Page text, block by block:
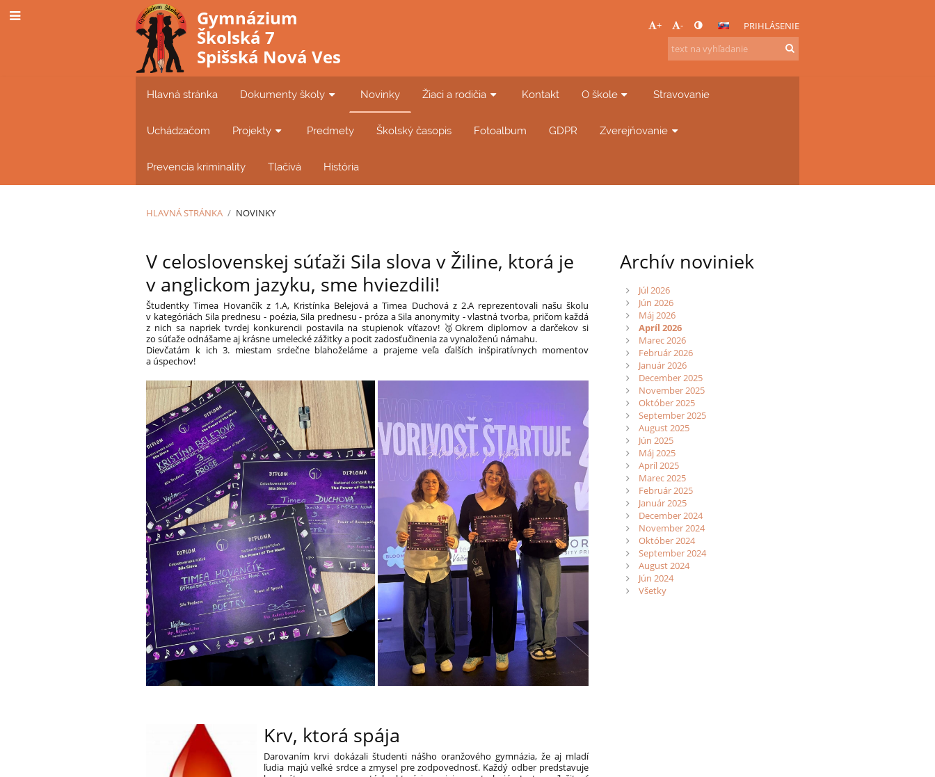
Gymnázium
Školská 7
Spišská Nová Ves
+ - PRIHLÁSENIE
Hlavná stránka Dokumenty školy Novinky Žiaci a rodičia Kontakt O škole Stravovanie
Uchádzačom Projekty Predmety Školský časopis Fotoalbum GDPR Zverejňovanie
Prevencia kriminality Tlačívá História
HLAVNÁ STRÁNKA / NOVINKY
Novinky
V celoslovenskej súťaži Sila slova v Žiline, ktorá je
v anglickom jazyku, sme hviezdili!
Študentky Timea Hovančík z 1.A, Kristínka Belejová a Timea Duchová z 2.A reprezentovali našu školu
v kategóriách Sila prednesu - poézia, Sila prednesu - próza a Sila anonymity - vlastná tvorba, pričom každá
z nich sa napriek tvrdej konkurencii postavila na stupienok víťazov! 🥉Okrem diplomov a darčekov si
zo súťaže odnášame aj krásne umelecké zážitky a pocit zadosťučinenia za vynaloženú námahu.
Dievčatám k ich 3. miestam srdečne blahoželáme a prajeme veľa ďalších inšpiratívnych momentov
a úspechov!
Krv, ktorá spája
Darovaním krvi dokázali študenti nášho oranžového gymnázia, že aj mladí
ľudia majú veľké srdce a zmysel pre zodpovednosť. Každý odber predstavuje
Archív noviniek
Júl 2026
Jún 2026
Máj 2026
Apríl 2026
Marec 2026
Február 2026
Január 2026
December 2025
November 2025
Október 2025
September 2025
August 2025
Jún 2025
Máj 2025
Apríl 2025
Marec 2025
Február 2025
Január 2025
December 2024
November 2024
Október 2024
September 2024
August 2024
Jún 2024
Všetky